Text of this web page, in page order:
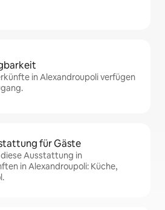
in Alexandroupoli verfügen
für Gäste
Ausstattung in
in Alexandroupoli: Küche,